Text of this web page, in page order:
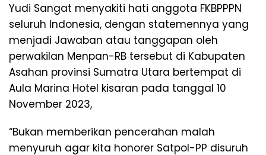
Yudi Sangat menyakiti hati anggota FKBPPPN
seluruh Indonesia, dengan statemennya yang
menjadi Jawaban atau tanggapan oleh
perwakilan Menpan-RB tersebut di Kabupaten
Asahan provinsi Sumatra Utara bertempat di
Aula Marina Hotel kisaran pada tanggal 10
November 2023,
“Bukan memberikan pencerahan malah
menyuruh agar kita honorer Satpol-PP disuruh